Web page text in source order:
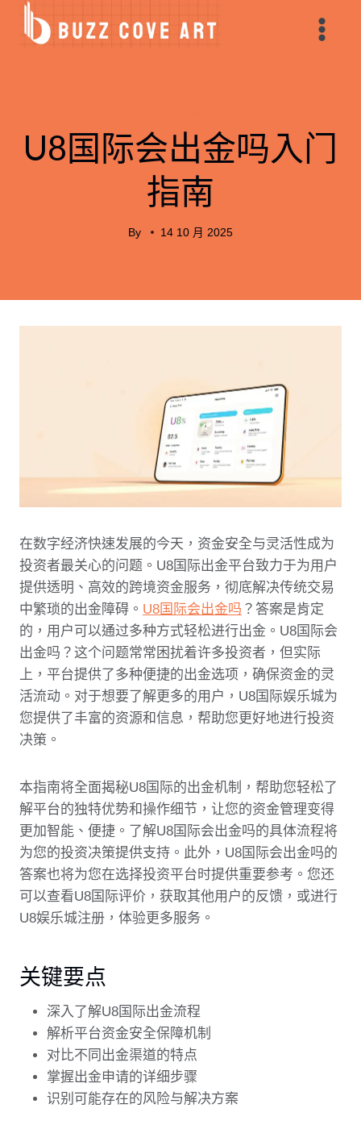
Skip
U8国际会出金吗入门
指南
By 14 10 月 2025
在数字经济快速发展的今天，资金安全与灵活性成为
投资者最关心的问题。U8国际出金平台致力于为用户
提供透明、高效的跨境资金服务，彻底解决传统交易
中繁琐的出金障碍。 U8国际会出金吗 ？答案是肯定
的，用户可以通过多种方式轻松进行出金。U8国际会
出金吗？这个问题常常困扰着许多投资者，但实际
上，平台提供了多种便捷的出金选项，确保资金的灵
活流动。对于想要了解更多的用户，U8国际娱乐城为
您提供了丰富的资源和信息，帮助您更好地进行投资
决策。
本指南将全面揭秘U8国际的出金机制，帮助您轻松了
解平台的独特优势和操作细节，让您的资金管理变得
更加智能、便捷。了解U8国际会出金吗的具体流程将
为您的投资决策提供支持。此外，U8国际会出金吗的
答案也将为您在选择投资平台时提供重要参考。您还
可以查看U8国际评价，获取其他用户的反馈，或进行
U8娱乐城注册，体验更多服务。
关键要点
深入了解U8国际出金流程
解析平台资金安全保障机制
对比不同出金渠道的特点
掌握出金申请的详细步骤
识别可能存在的风险与解决方案